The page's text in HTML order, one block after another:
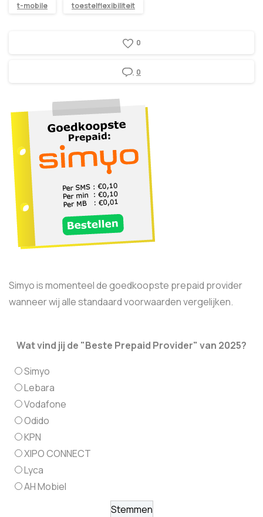
t-mobile toestelflexibiliteit
0
0
Simyo is momenteel de goedkoopste prepaid provider
wanneer wij alle standaard voorwaarden vergelijken.
Wat vind jij de "Beste Prepaid Provider" van 2025?
Simyo
Lebara
Vodafone
Odido
KPN
XIPO CONNECT
Lyca
AH Mobiel